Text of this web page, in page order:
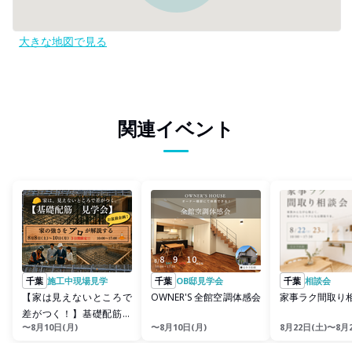
大きな地図で見る
関連イベント
千葉 施工中現場見学
【家は見えないところで
差がつく！】基礎配筋見
学会
〜8月10日(月)
千葉 OB邸見学会
OWNER'S 全館空調体感会
〜8月10日(月)
千葉 相談会
家事ラク間取り
8月22日(土)〜8月